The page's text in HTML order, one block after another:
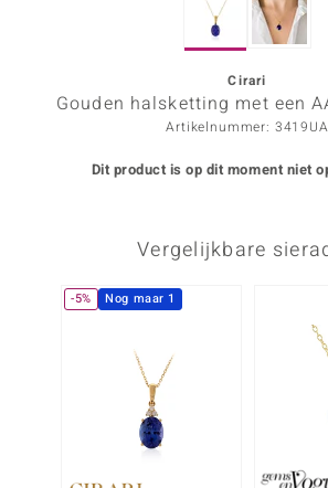
Designs
Cirari
Gouden halsketting met een
Artikelnummer: 3419UA
Dit product is op dit moment niet
Vergelijkbare
-5% Nog maar 1